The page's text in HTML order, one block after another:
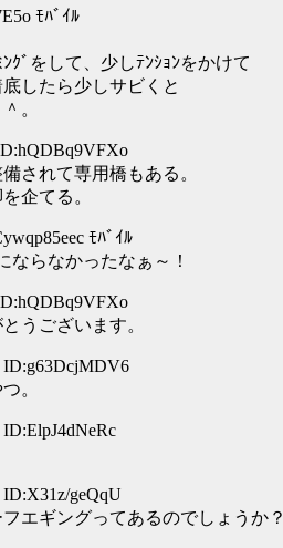
ﾓﾊﾞｲﾙ
ｸﾞをして、少しﾃﾝｼｮﾝをかけて
したら少しサビくと
。
されて専用橋もある。
企てる。
ﾓﾊﾞｲﾙ
ならなかったなぁ～！
うございます。
ID:g63DcjMDV6
。
ID:ElpJ4dNeRc
ID:X31z/geQqU
エギングってあるのでしょうか？